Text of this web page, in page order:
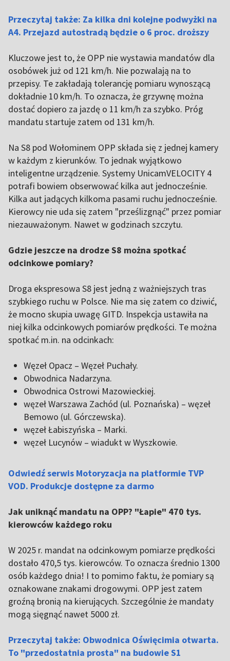
Przeczytaj także: Za kilka dni kolejne podwyżki na
A4. Przejazd autostradą będzie o 6 proc. droższy
Kluczowe jest to, że OPP nie wystawia mandatów dla
osobówek już od 121 km/h. Nie pozwalają na to
przepisy. Te zakładają tolerancję pomiaru wynoszącą
dokładnie 10 km/h. To oznacza, że grzywnę można
dostać dopiero za jazdę o 11 km/h za szybko. Próg
mandatu startuje zatem od 131 km/h.
Na S8 pod Wołominem OPP składa się z jednej kamery
w każdym z kierunków. To jednak wyjątkowo
inteligentne urządzenie. Systemy UnicamVELOCITY 4
potrafi bowiem obserwować kilka aut jednocześnie.
Kilka aut jadących kilkoma pasami ruchu jednocześnie.
Kierowcy nie uda się zatem "prześlizgnąć" przez pomiar
niezauważonym. Nawet w godzinach szczytu.
Gdzie jeszcze na drodze S8 można spotkać
odcinkowe pomiary?
Droga ekspresowa S8 jest jedną z ważniejszych tras
szybkiego ruchu w Polsce. Nie ma się zatem co dziwić,
że mocno skupia uwagę GITD. Inspekcja ustawiła na
niej kilka odcinkowych pomiarów prędkości. Te można
spotkać m.in. na odcinkach:
Węzeł Opacz – Węzeł Puchały.
Obwodnica Nadarzyna.
Obwodnica Ostrowi Mazowieckiej.
węzeł Warszawa Zachód (ul. Poznańska) – węzeł
Bemowo (ul. Górczewska).
węzeł Łabiszyńska – Marki.
węzeł Lucynów – wiadukt w Wyszkowie.
Odwiedź serwis Motoryzacja na platformie TVP
VOD. Produkcje dostępne za darmo
Jak uniknąć mandatu na OPP? "Łapie" 470 tys.
kierowców każdego roku
W 2025 r. mandat na odcinkowym pomiarze prędkości
dostało 470,5 tys. kierowców. To oznacza średnio 1300
osób każdego dnia! I to pomimo faktu, że pomiary są
oznakowane znakami drogowymi. OPP jest zatem
groźną bronią na kierujących. Szczególnie że mandaty
mogą sięgnąć nawet 5000 zł.
Przeczytaj także: Obwodnica Oświęcimia otwarta.
To "przedostatnia prosta" na budowie S1